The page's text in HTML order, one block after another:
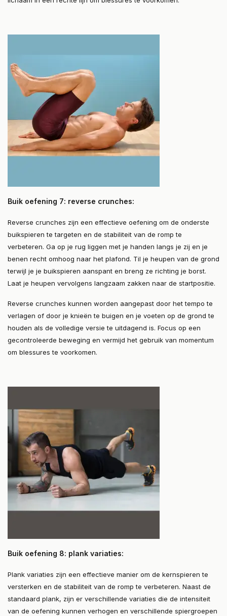
Buik oefening 7: reverse crunches:
Reverse crunches zijn een effectieve oefening om de onderste
buikspieren te targeten en de stabiliteit van de romp te
verbeteren. Ga op je rug liggen met je handen langs je zij en je
benen recht omhoog naar het plafond. Til je heupen van de grond
terwijl je je buikspieren aanspant en breng ze richting je borst.
Laat je heupen vervolgens langzaam zakken naar de startpositie.
Reverse crunches kunnen worden aangepast door het tempo te
verlagen of door je knieën te buigen en je voeten op de grond te
houden als de volledige versie te uitdagend is. Focus op een
gecontroleerde beweging en vermijd het gebruik van momentum
om blessures te voorkomen.
Buik oefening 8: plank variaties:
Plank variaties zijn een effectieve manier om de kernspieren te
versterken en de stabiliteit van de romp te verbeteren. Naast de
standaard plank, zijn er verschillende variaties die de intensiteit
van de oefening kunnen verhogen en verschillende spiergroepen